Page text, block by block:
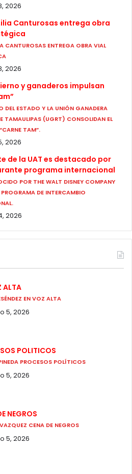
2026
Canturosas entrega obra
CANTUROSAS ENTREGA OBRA VIAL
2026
y ganaderos impulsan
DEL ESTADO Y LA UNIÓN GANADERA
TAMAULIPAS (UGRT) CONSOLIDAN EL
TAM”.
2026
de la UAT es destacado por
programa internacional
POR THE WALT DISNEY COMPANY
PROGRAMA DE INTERCAMBIO
2026
ALTA
EN VOZ ALTA
5, 2026
POLITICOS
PROCESOS POLÍTICOS
5, 2026
NEGROS
CENA DE NEGROS
5, 2026